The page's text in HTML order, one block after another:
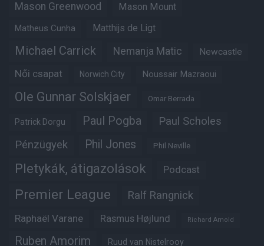
Mason Greenwood Mason Mount
Matheus Cunha Matthijs de Ligt
Michael Carrick Nemanja Matic Newcastle
Női csapat Norwich City Noussair Mazraoui
Ole Gunnar Solskjaer Omar Berrada
Patrick Dorgu Paul Pogba Paul Scholes
Pénzügyek Phil Jones Phil Neville
Pletykák, átigazolások Podcast
Premier League Ralf Rangnick
Raphaël Varane Rasmus Højlund Richard Arnold
Ruben Amorim Ruud van Nistelrooy